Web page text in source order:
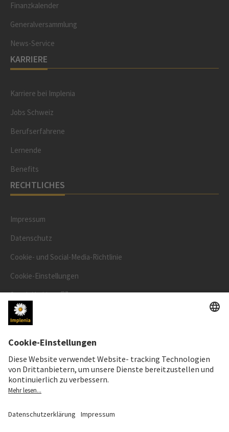
Finanzkalender
Generalversammlung
News-Service
KARRIERE
Karriere bei Implenia
Jobs Schweiz
Berufserfahrene
Lernende
Benefits
RECHTLICHES
Impressum
Datenschutz
Cookie- und Social-Media-Richtlinie
Cookie-Einstellungen
Speak Up Line
AKTIENKURS
SWX: Implenia AG
ISIN: CH0023868554
62,70 CHF
-0,50 CHF (-0,79%)
Details